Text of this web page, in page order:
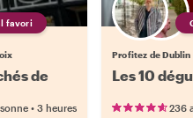
favori
de
• 3 heures
Profitez de
Les 10
236